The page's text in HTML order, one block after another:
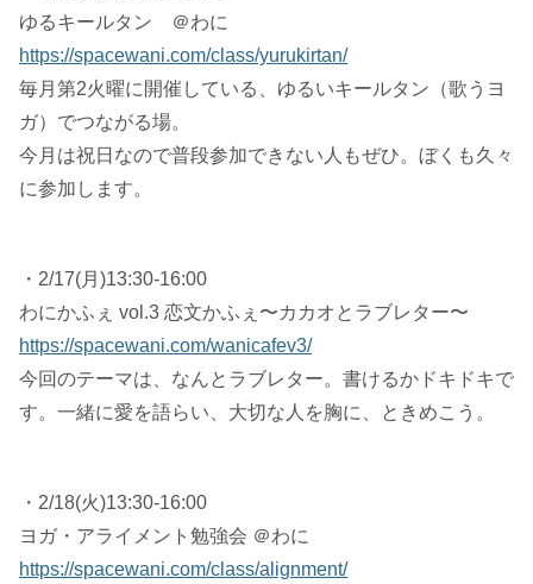
ゆるキールタン ＠わに
https://spacewani.com/class/yurukirtan/
毎月第2火曜に開催している、ゆるいキールタン（歌うヨ
ガ）でつながる場。
今月は祝日なので普段参加できない人もぜひ。ぼくも久々
に参加します。
・2/17(月)13:30-16:00
わにかふぇ vol.3 恋文かふぇ〜カカオとラブレター〜
https://spacewani.com/wanicafev3/
今回のテーマは、なんとラブレター。書けるかドキドキで
す。一緒に愛を語らい、大切な人を胸に、ときめこう。
・2/18(火)13:30-16:00
ヨガ・アライメント勉強会 ＠わに
https://spacewani.com/class/alignment/